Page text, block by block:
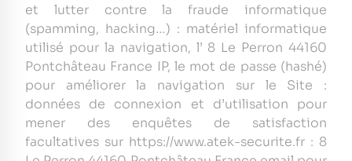
et lutter contre la fraude informatique
(spamming, hacking…) : matériel informatique
utilisé pour la navigation, l’ 8 Le Perron 44160
Pontchâteau France IP, le mot de passe (hashé)
pour améliorer la navigation sur le Site :
données de connexion et d’utilisation pour
mener des enquêtes de satisfaction
facultatives sur https://www.atek-securite.fr : 8